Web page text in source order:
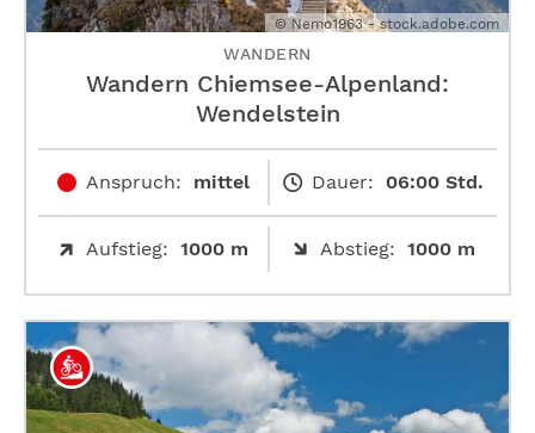
© Nemo1963 - stock.adobe.com
WANDERN
Wandern Chiemsee-Alpenland:
Wendelstein
Anspruch: mittel Dauer: 06:00 Std.
Aufstieg: 1000 m Abstieg: 1000 m